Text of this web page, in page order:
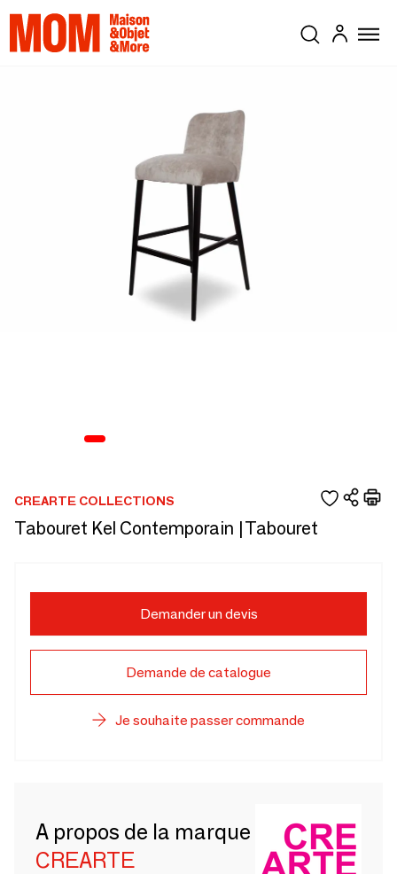
CREARTE COLLECTIONS
Tabouret Kel Contemporain |Tabouret
Demander un devis
Demande de catalogue
Je souhaite passer commande
A propos de la marque
CREARTE